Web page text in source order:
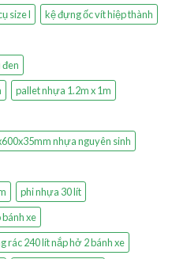
size l
kệ đựng ốc vít hiệp thành
pallet nhựa 1.2m x 1m
nhựa nguyên sinh
phi nhựa 30 lít
xe
rác 240 lít nắp hở 2 bánh xe